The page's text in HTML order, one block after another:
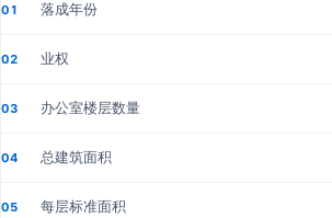
01 落成年份
02 业权
03 办公室楼层数量
04 总建筑面积
05 每层标准面积